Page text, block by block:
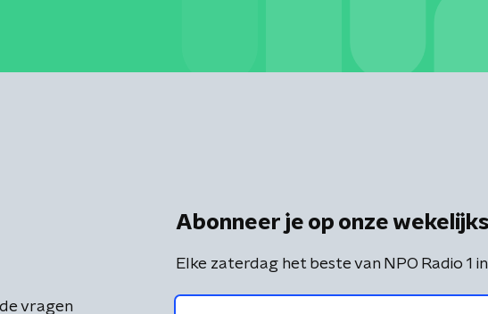
vragen
Abonneer je op onze
Elke zaterdag het beste van NPO Radio 1